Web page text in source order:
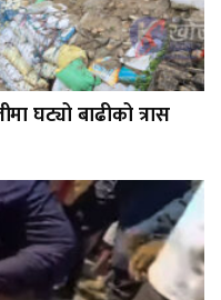
घट्यो बाढीको त्रास